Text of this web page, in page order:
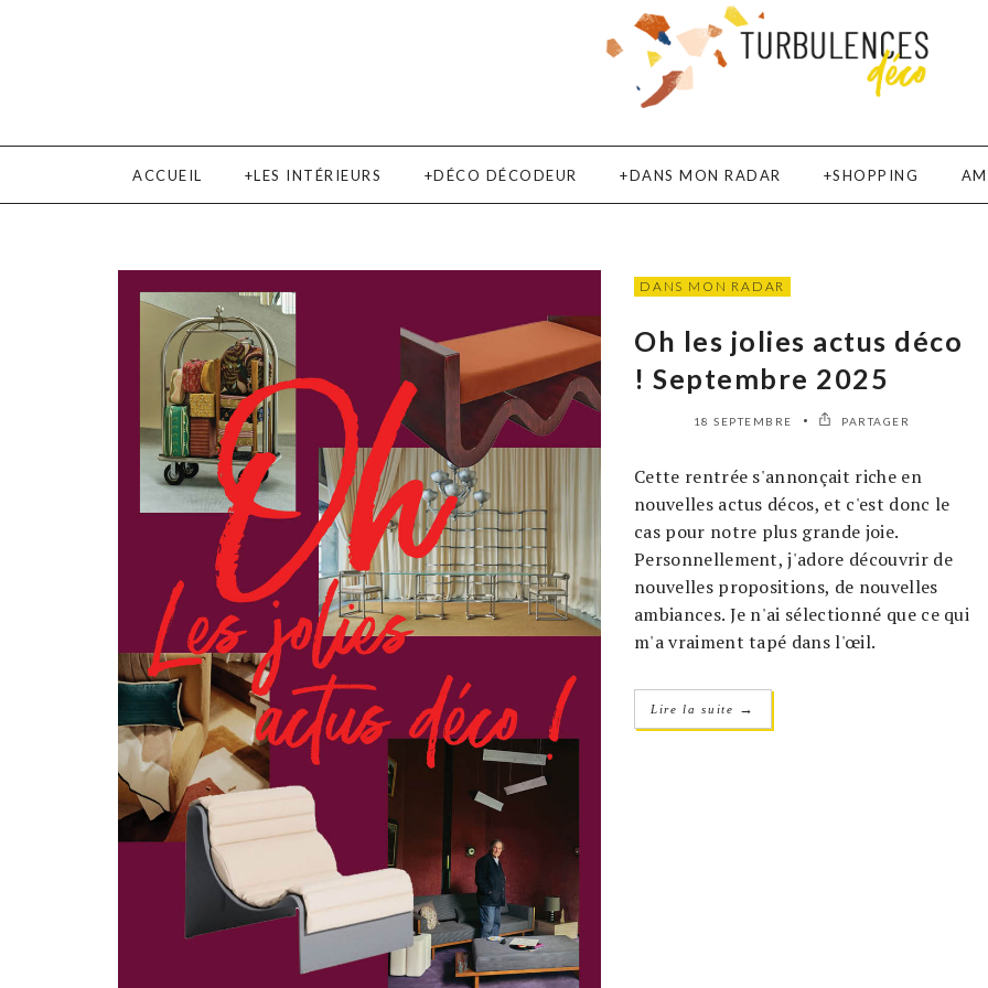
ACCUEIL LES INTÉRIEURS DÉCO DÉCODEUR DANS MON RADAR SHOPPING
DANS MON RADAR
Oh les jolies actus déco
! Septembre 2025
18 SEPTEMBRE PARTAGER
Cette rentrée s'annonçait riche en
nouvelles actus décos, et c'est donc le
cas pour notre plus grande joie.
Personnellement, j'adore découvrir de
nouvelles propositions, de nouvelles
ambiances. Je n'ai sélectionné que ce qui
m'a vraiment tapé dans l'œil.
Lire la suite →